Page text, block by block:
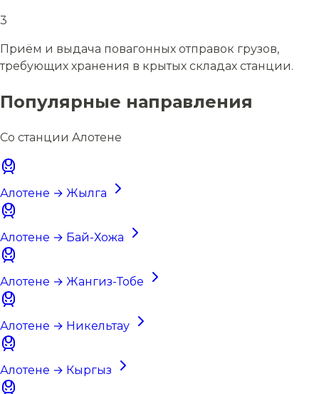
3
Приём и выдача повагонных отправок грузов,
требующих хранения в крытых складах станции.
Популярные направления
Со станции Алотене
Алотене → Жылга
Алотене → Бай-Хожа
Алотене → Жангиз-Тобе
Алотене → Никельтау
Алотене → Кыргыз